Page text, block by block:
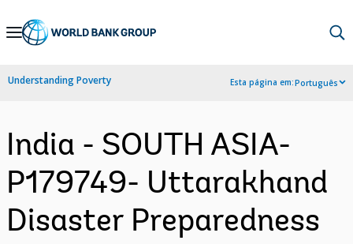
Skip
Navigation
Understanding Poverty Esta página em:Português
India - SOUTH ASIA-
P179749- Uttarakhand
Disaster Preparedness